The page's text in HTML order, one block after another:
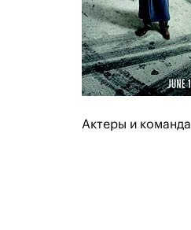
Актеры и команда